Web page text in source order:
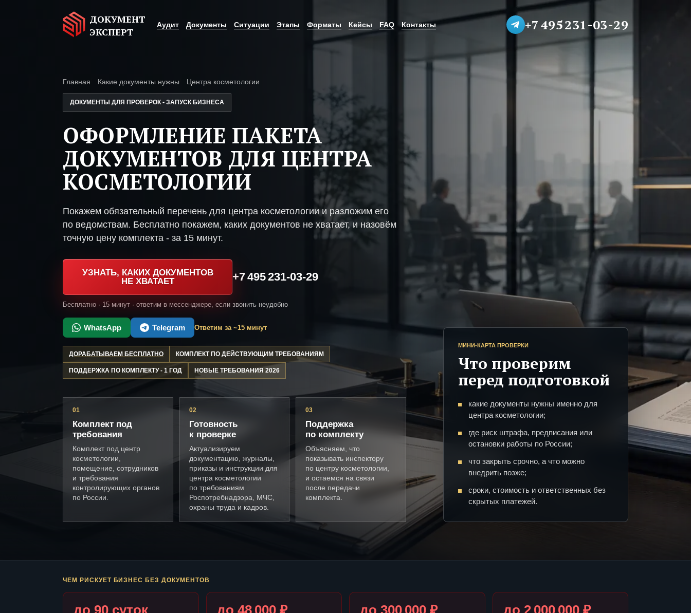
ДОКУМЕНТ
ЭКСПЕРТ
Аудит Документы Ситуации Этапы Форматы Кейсы FAQ Контакты +7 495 231-03-29
Главная Какие документы нужны Центра косметологии
ДОКУМЕНТЫ ДЛЯ ПРОВЕРОК • ЗАПУСК БИЗНЕСА
ОФОРМЛЕНИЕ ПАКЕТА
ДОКУМЕНТОВ ДЛЯ ЦЕНТРА
КОСМЕТОЛОГИИ
Покажем обязательный перечень для центра косметологии и разложим его
по ведомствам. Бесплатно покажем, каких документов не хватает, и назовём
точную цену комплекта - за 15 минут.
УЗНАТЬ, КАКИХ ДОКУМЕНТОВ
НЕ ХВАТАЕТ
+7 495 231-03-29
Бесплатно · 15 минут · ответим в мессенджере, если звонить неудобно
WhatsApp Telegram Ответим за ~15 минут
ДОРАБАТЫВАЕМ БЕСПЛАТНО КОМПЛЕКТ ПО ДЕЙСТВУЮЩИМ ТРЕБОВАНИЯМ
ПОДДЕРЖКА ПО КОМПЛЕКТУ - 1 ГОД НОВЫЕ ТРЕБОВАНИЯ 2026
01
Комплект под
требования
Комплект под центр
косметологии,
помещение, сотрудников
и требования
контролирующих органов
по России.
02
Готовность
к проверке
Актуализируем
документацию, журналы,
приказы и инструкции для
центра косметологии
по требованиям
Роспотребнадзора, МЧС,
охраны труда и кадров.
03
Поддержка
по комплекту
Объясняем, что
показывать инспектору
по центру косметологии,
и остаемся на связи
после передачи
комплекта.
МИНИ-КАРТА ПРОВЕРКИ
Что проверим
перед подготовкой
какие документы нужны именно для
центра косметологии;
где риск штрафа, предписания или
остановки работы по России;
что закрыть срочно, а что можно
внедрить позже;
сроки, стоимость и ответственных без
скрытых платежей.
ЧЕМ РИСКУЕТ БИЗНЕС БЕЗ ДОКУМЕНТОВ